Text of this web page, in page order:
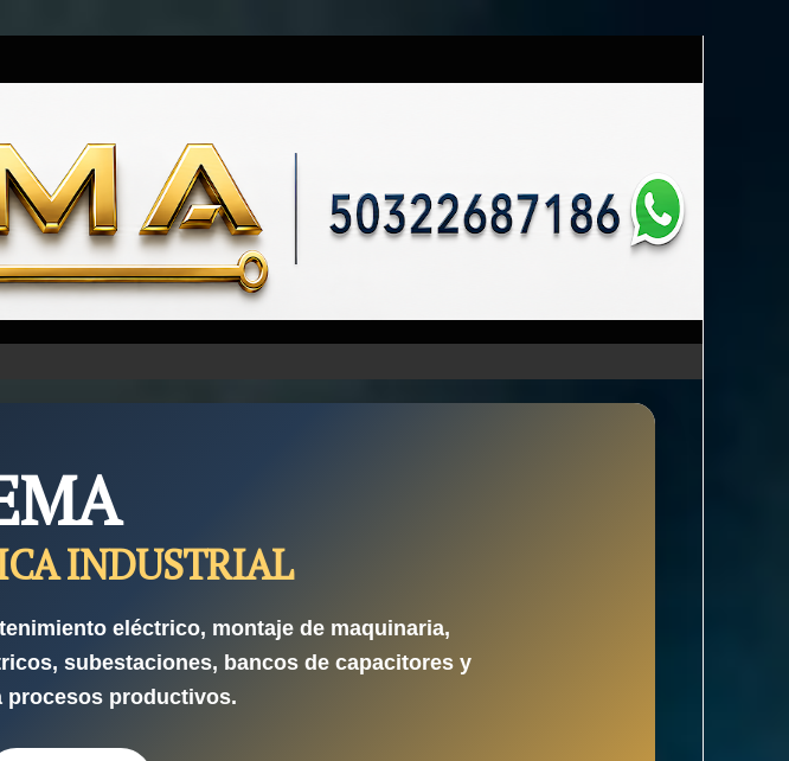
INDUSTRIAL
eléctrico, montaje de maquinaria,
subestaciones, bancos de capacitores y
procesos productivos.